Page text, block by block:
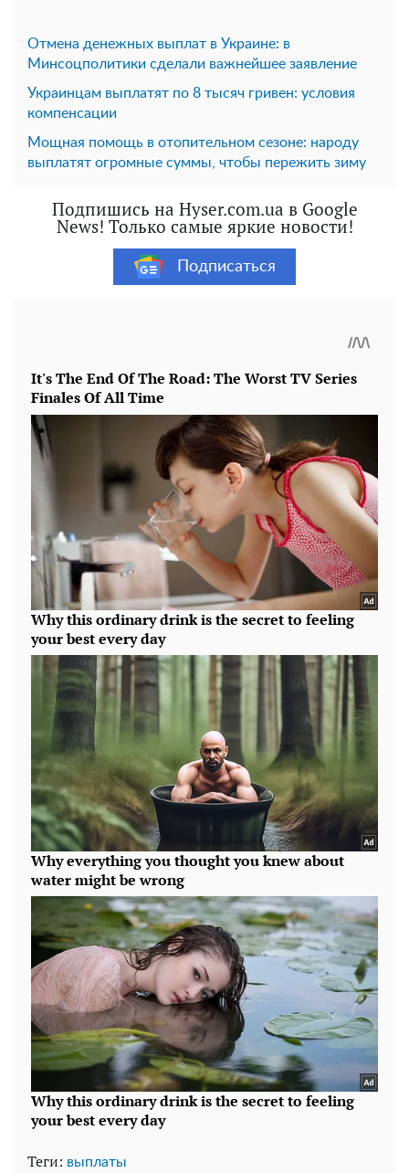
Отмена денежных выплат в Украине: в
Минсоцполитики сделали важнейшее заявление
Украинцам выплатят по 8 тысяч гривен: условия
компенсации
Мощная помощь в отопительном сезоне: народу
выплатят огромные суммы, чтобы пережить зиму
Подпишись на Hyser.com.ua в Google
News! Только самые яркие новости!
Подписаться
Теги: выплаты